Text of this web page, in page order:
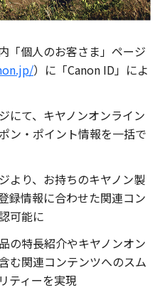
「個人のお客さま」ページ
）に「Canon ID」によ
にて、キヤノンオンライン
ン・ポイント情報を一括で
より、お持ちのキヤノン製
録情報に合わせた関連コン
可能に
の特長紹介やキヤノンオン
む関連コンテンツへのスム
ティーを実現